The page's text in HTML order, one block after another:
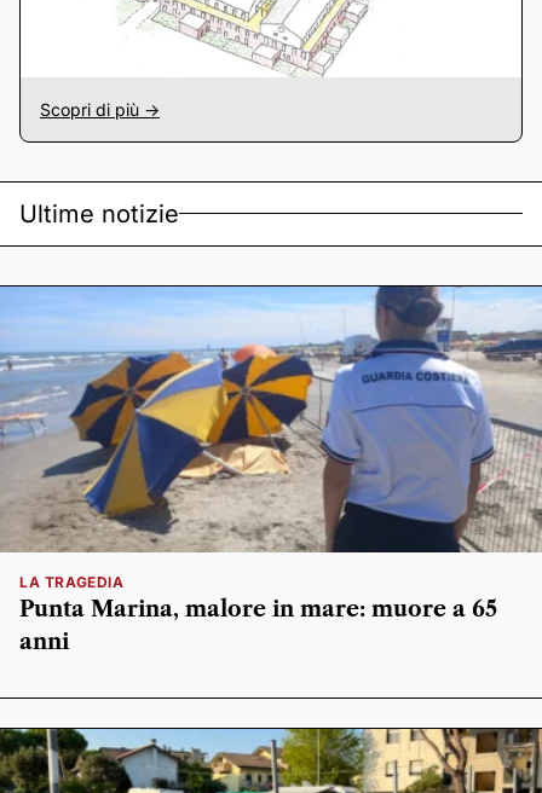
Scopri di più ->
Ultime notizie
LA TRAGEDIA
Punta Marina, malore in mare: muore a 65
anni